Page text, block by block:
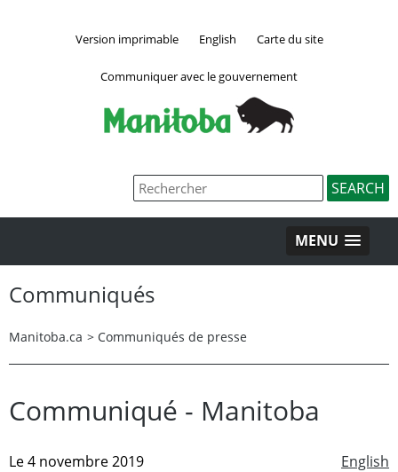
Version imprimable English Carte du site
Communiquer avec le gouvernement
MENU
Communiqués
Manitoba.ca > Communiqués de presse
Communiqué - Manitoba
English
Le 4 novembre 2019